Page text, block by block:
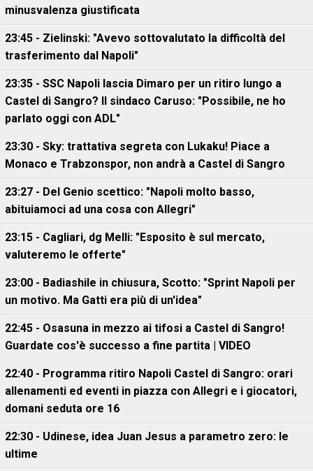
minusvalenza giustificata
23:45 - Zielinski: "Avevo sottovalutato la difficoltà del
trasferimento dal Napoli"
23:35 - SSC Napoli lascia Dimaro per un ritiro lungo a
Castel di Sangro? Il sindaco Caruso: "Possibile, ne ho
parlato oggi con ADL"
23:30 - Sky: trattativa segreta con Lukaku! Piace a
Monaco e Trabzonspor, non andrà a Castel di Sangro
23:27 - Del Genio scettico: "Napoli molto basso,
abituiamoci ad una cosa con Allegri"
23:15 - Cagliari, dg Melli: "Esposito è sul mercato,
valuteremo le offerte"
23:00 - Badiashile in chiusura, Scotto: "Sprint Napoli per
un motivo. Ma Gatti era più di un'idea"
22:45 - Osasuna in mezzo ai tifosi a Castel di Sangro!
Guardate cos'è successo a fine partita | VIDEO
22:40 - Programma ritiro Napoli Castel di Sangro: orari
allenamenti ed eventi in piazza con Allegri e i giocatori,
domani seduta ore 16
22:30 - Udinese, idea Juan Jesus a parametro zero: le
ultime